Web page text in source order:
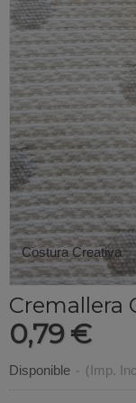
Costura Creativa
Cremallera
0,79 €
Disponible - (Imp.